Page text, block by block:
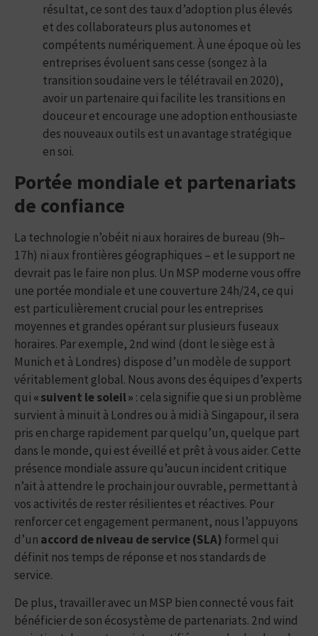
résultat, ce sont des taux d’adoption plus élevés
et des collaborateurs plus autonomes et
compétents numériquement. À une époque où les
entreprises évoluent sans cesse (songez à la
transition soudaine vers le télétravail en 2020),
avoir un partenaire qui facilite les transitions en
douceur et encourage une adoption enthousiaste
des nouveaux outils est un avantage stratégique
en soi.
Portée mondiale et partenariats
de confiance
La technologie n’obéit ni aux horaires de bureau (9h–
17h) ni aux frontières géographiques – et le support ne
devrait pas le faire non plus. Un MSP moderne vous offre
une portée mondiale et une couverture 24h/24, ce qui
est particulièrement crucial pour les entreprises
moyennes et grandes opérant sur plusieurs fuseaux
horaires. Par exemple, 2nd wind (dont le siège est à
Munich et à Londres) dispose d’un modèle de support
véritablement global. Nous avons des équipes d’experts
qui « suivent le soleil » : cela signifie que si un problème
survient à minuit à Londres ou à midi à Singapour, il sera
pris en charge rapidement par quelqu’un, quelque part
dans le monde, qui est éveillé et prêt à vous aider. Cette
présence mondiale assure qu’aucun incident critique
n’ait à attendre le prochain jour ouvrable, permettant à
vos activités de rester résilientes et réactives. Pour
renforcer cet engagement permanent, nous l’appuyons
d’un accord de niveau de service (SLA) formel qui
définit nos temps de réponse et nos standards de
service.
De plus, travailler avec un MSP bien connecté vous fait
bénéficier de son écosystème de partenariats. 2nd wind